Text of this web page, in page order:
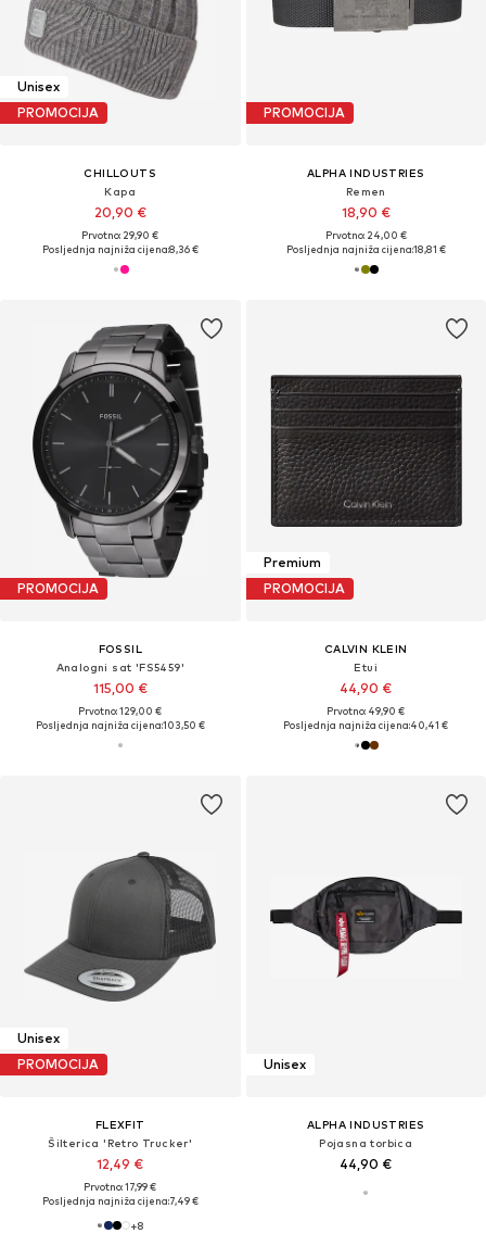
Unisex
PROMOCIJA
CHILLOUTS
Kapa
20,90 €
Prvotno: 29,90 €
Posljednja najniža cijena:8,36 €
PROMOCIJA
ALPHA INDUSTRIES
Remen
18,90 €
Prvotno: 24,00 €
Posljednja najniža cijena:18,81 €
PROMOCIJA
FOSSIL
Analogni sat 'FS5459'
115,00 €
Prvotno: 129,00 €
Posljednja najniža cijena:103,50 €
Premium
PROMOCIJA
CALVIN KLEIN
Etui
44,90 €
Prvotno: 49,90 €
Posljednja najniža cijena:40,41 €
Unisex
PROMOCIJA
FLEXFIT
Šilterica 'Retro Trucker'
12,49 €
Prvotno: 17,99 €
Posljednja najniža cijena:7,49 €
+8
Unisex
ALPHA INDUSTRIES
Pojasna torbica
44,90 €